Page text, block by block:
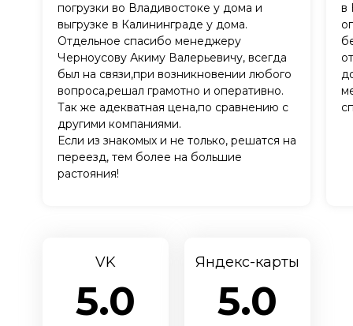
погрузки во Владивостоке у дома и
выгрузке в Калининграде у дома.
Отдельное спасибо менеджеру
Черноусову Акиму Валерьевичу, всегда
был на связи,при возникновении любого
вопроса,решал грамотно и оперативно.
Так же адекватная цена,по сравнению с
другими компаниями.
Если из знакомых и не только, решатся на
переезд, тем более на большие
растояния!
в
VK
5.0
Яндекс-карты
5.0